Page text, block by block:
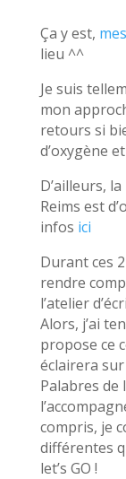
Ça y est,
lieu ^^
Je suis
mon
retours si
d’oxygène
D’ailleurs,
Reims est
infos ici
Durant ces
rendre
l’atelier
Alors, j’ai
propose ce
éclairera sur
Palabres de
compris, je
différentes
let’s GO !